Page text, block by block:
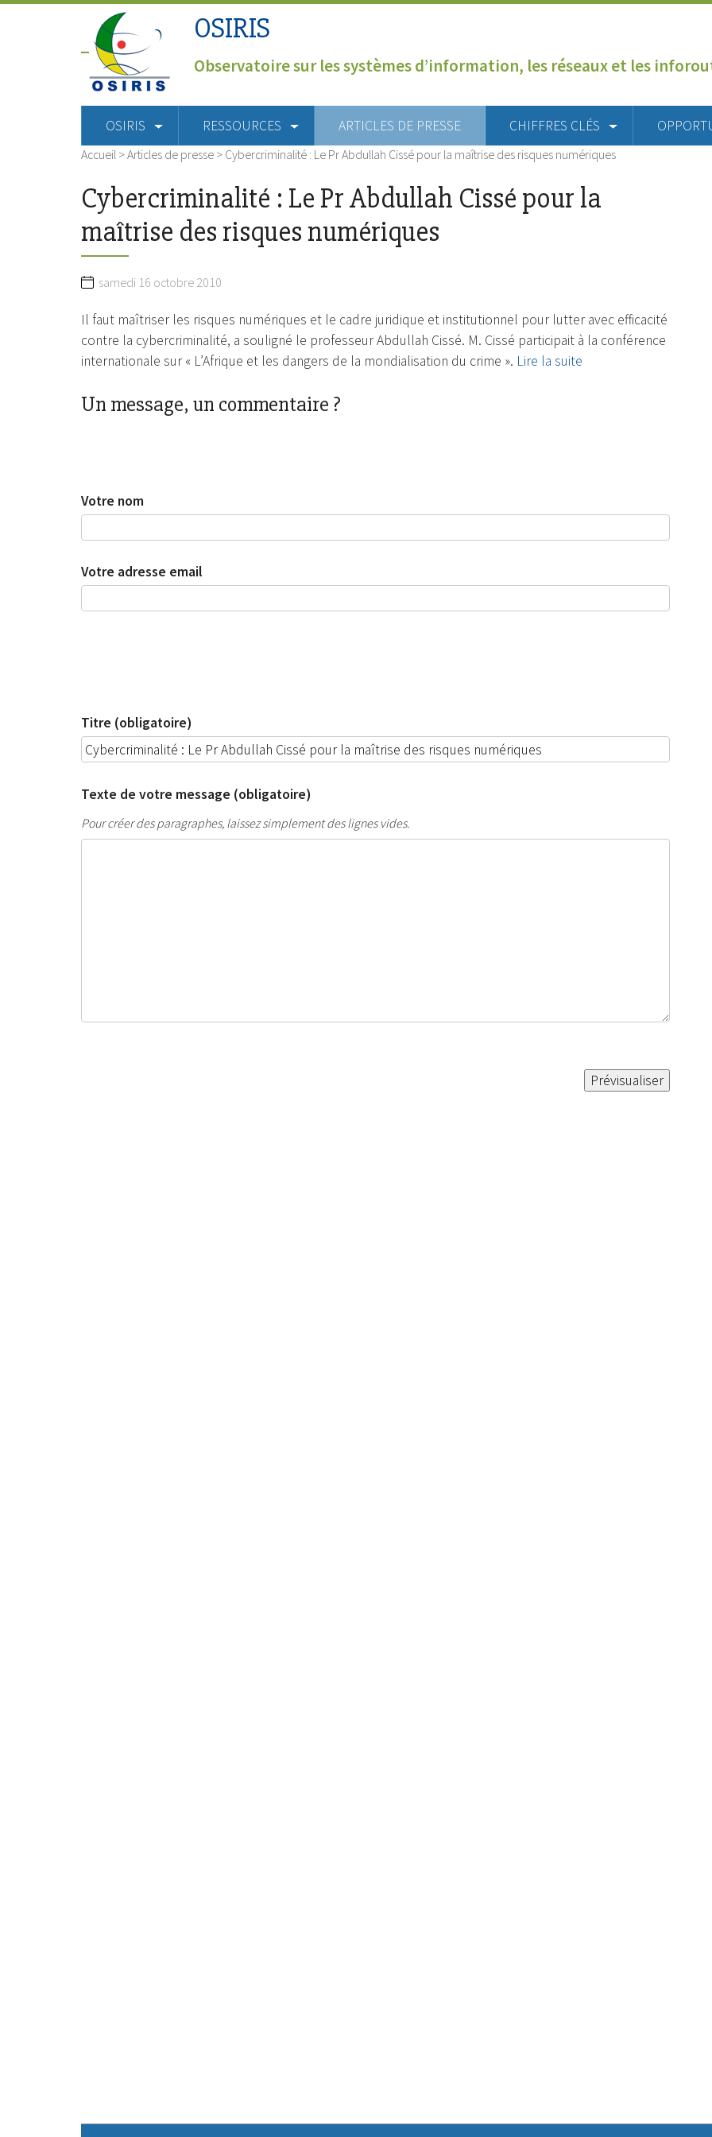
OSIRIS
Observatoire sur les systèmes d’information, les réseaux et les
OSIRIS RESSOURCES ARTICLES DE PRESSE CHIFFRES CLÉS
Accueil >Articles de presse > Cybercriminalité : Le Pr Abdullah Cissé pour la maîtrise des risques numériques
Cybercriminalité : Le Pr Abdullah Cissé pour la
maîtrise des risques numériques
samedi 16 octobre 2010
Il faut maîtriser les risques numériques et le cadre juridique et institutionnel pour lutter avec efficacité
contre la cybercriminalité, a souligné le professeur Abdullah Cissé. M. Cissé participait à la conférence
internationale sur « L’Afrique et les dangers de la mondialisation du crime ». Lire la suite
Un message, un commentaire ?
Votre nom
Votre adresse email
Titre (obligatoire)
Texte de votre message (obligatoire)
Pour créer des paragraphes, laissez simplement des lignes vides.